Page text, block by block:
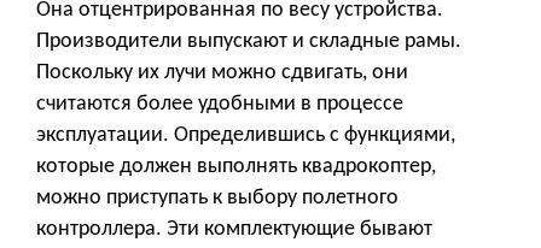
Она отцентрированная по весу устройства.
Производители выпускают и складные рамы.
Поскольку их лучи можно сдвигать, они
считаются более удобными в процессе
эксплуатации. Определившись с функциями,
которые должен выполнять квадрокоптер,
можно приступать к выбору полетного
контроллера. Эти комплектующие бывают